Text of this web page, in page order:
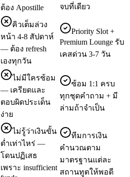
ต้อง Apostille
จบที่เดียว
คิวเต็มล่วง
หน้า 4-8 สัปดาห์
— ต้อง refresh
เองทุกวัน
Priority Slot +
Premium Lounge รับ
เคสด่วน 3-7 วัน
ไม่มีใครซ้อม
— เครียดและ
ตอบผิดประเด็น
ง่าย
ซ้อม 1:1 ครบ
ทุกชุดคำถาม + มี
ล่ามถ้าจำเป็น
ไม่รู้ว่าเงินขั้น
ต่ำเท่าไหร่ —
โดนปฏิเสธ
เพราะ insufficient
ทีมการเงิน
คำนวณตาม
มาตรฐานแต่ละ
สถานทูตให้พอดี